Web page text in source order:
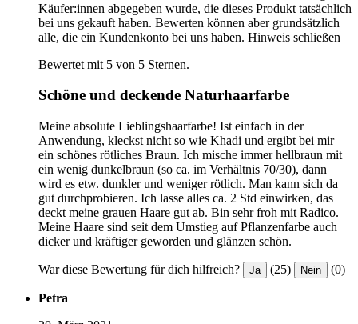
Käufer:innen abgegeben wurde, die dieses Produkt tatsächlich
bei uns gekauft haben. Bewerten können aber grundsätzlich
alle, die ein Kundenkonto bei uns haben. Hinweis schließen
Bewertet mit 5 von 5 Sternen.
Schöne und deckende Naturhaarfarbe
Meine absolute Lieblingshaarfarbe! Ist einfach in der
Anwendung, kleckst nicht so wie Khadi und ergibt bei mir
ein schönes rötliches Braun. Ich mische immer hellbraun mit
ein wenig dunkelbraun (so ca. im Verhältnis 70/30), dann
wird es etw. dunkler und weniger rötlich. Man kann sich da
gut durchprobieren. Ich lasse alles ca. 2 Std einwirken, das
deckt meine grauen Haare gut ab. Bin sehr froh mit Radico.
Meine Haare sind seit dem Umstieg auf Pflanzenfarbe auch
dicker und kräftiger geworden und glänzen schön.
War diese Bewertung für dich hilfreich? Ja (25) Nein (0)
Petra